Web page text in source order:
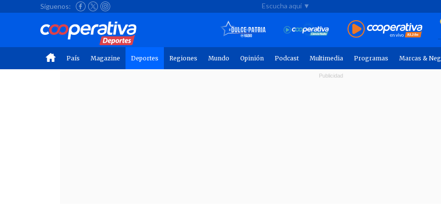
Síguenos: Escucha aquí ▼
País Magazine Deportes Regiones Mundo Opinión Podcast Multimedia Programas Marcas &